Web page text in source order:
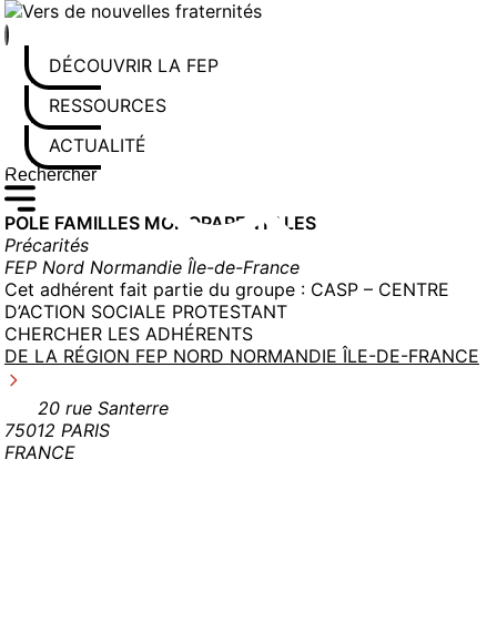
Aller
au
contenuDÉCOUVRIR LA FEP
RESSOURCES
ACTUALITÉS
Rechercher sur le site
Saisissez au moins 3 caractères pour lancer la recherche
POLE FAMILLES MONOPARENTALES
Précarités
FEP Nord Normandie Île-de-France
Cet adhérent fait partie du groupe : CASP – CENTRE
D’ACTION SOCIALE PROTESTANT
CHERCHER LES ADHÉRENTS
DE LA RÉGION FEP NORD NORMANDIE ÎLE-DE-FRANCE
20 rue Santerre
75012 PARIS
FRANCE